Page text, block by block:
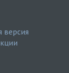
версия